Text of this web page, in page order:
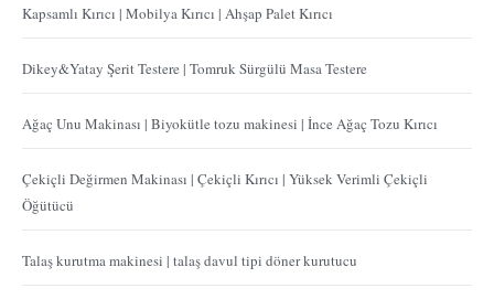
Kapsamlı Kırıcı | Mobilya Kırıcı | Ahşap Palet Kırıcı
Dikey&Yatay Şerit Testere | Tomruk Sürgülü Masa Testere
Ağaç Unu Makinası | Biyokütle tozu makinesi | İnce Ağaç Tozu Kırıcı
Çekiçli Değirmen Makinası | Çekiçli Kırıcı | Yüksek Verimli Çekiçli
Öğütücü
Talaş kurutma makinesi | talaş davul tipi döner kurutucu